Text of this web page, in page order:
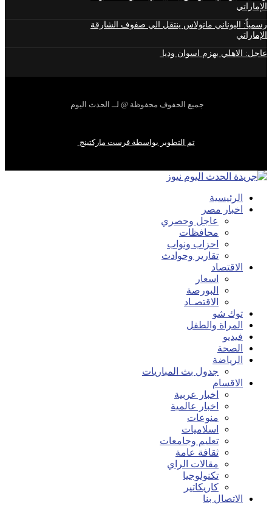
الإماراتي
رسمياً: اليوناني مانولاس ينتقل الي صفوف الشارقة
الإماراتي
عاجل: الاهلي يهزم اسوان وديا
جميع الحفوف محفوظة @ لــ الحدث اليوم
تم التطوير بواسطة فرست ماركتينج
الرئيسية
اخبار مصر
عاجل وحصري
محافظات
احزاب ونواب
تقارير وحوادث
الاقتصاد
اسعار
البورصة
الاقتصـاد
توك شو
المراة والطفل
فيديو
الصحة
الرياضة
جدول بث المباريات
الاقسام
اخبار عربية
اخبار عالمية
منوعات
اسلاميات
تعليم وجامعات
ثقافة عامة
مقالات الراي
تكنولوجيا
كاريكاتير
الاتصال بنا